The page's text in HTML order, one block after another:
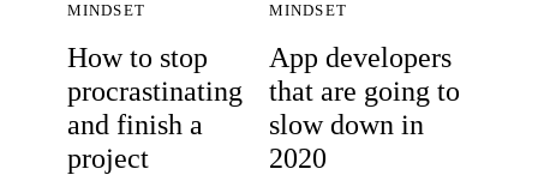
MINDSET
How to stop
procrastinating
and finish a
project
MINDSET
App developers
that are going to
slow down in
2020